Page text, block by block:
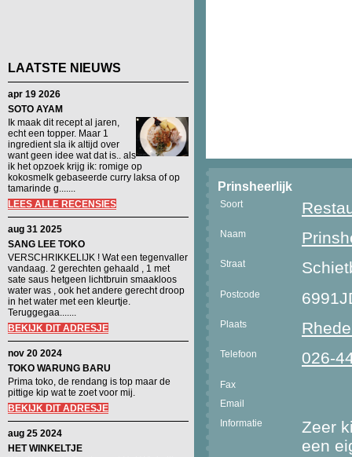
LAATSTE NIEUWS
apr 19 2026
SOTO AYAM
Ik maak dit recept al jaren,
echt een topper. Maar 1
ingredient sla ik altijd over
want geen idee wat dat is.. als
ik het opzoek krijg ik: romige op
kokosmelk gebaseerde curry laksa of op
tamarinde g.......
LEES ALLE RECENSIES
aug 31 2025
SANG LEE TOKO
VERSCHRIKKELIJK ! Wat een tegenvaller
vandaag. 2 gerechten gehaald , 1 met
sate saus hetgeen lichtbruin smaakloos
water was , ook het andere gerecht droop
in het water met een kleurtje.
Teruggegaa.......
BEKIJK DIT ADRESJE
nov 20 2024
TOKO WARUNG BARU
Prima toko, de rendang is top maar de
pittige kip wat te zoet voor mij.
BEKIJK DIT ADRESJE
aug 25 2024
HET WINKELTJE
Prinsheerlijk
Soort
Naam
Straat
Postcode
Plaats
Telefoon 026-
Fax
Email
Informatie
Zeer
een